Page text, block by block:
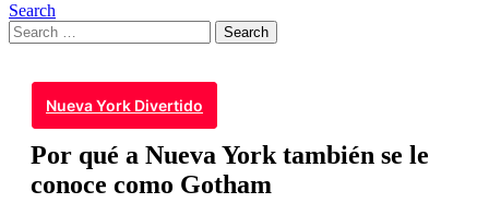
Search
Search
for:
Nueva York Divertido
Por qué a Nueva York también se le
conoce como Gotham